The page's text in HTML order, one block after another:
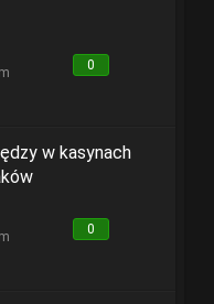
0
w kasynach
0